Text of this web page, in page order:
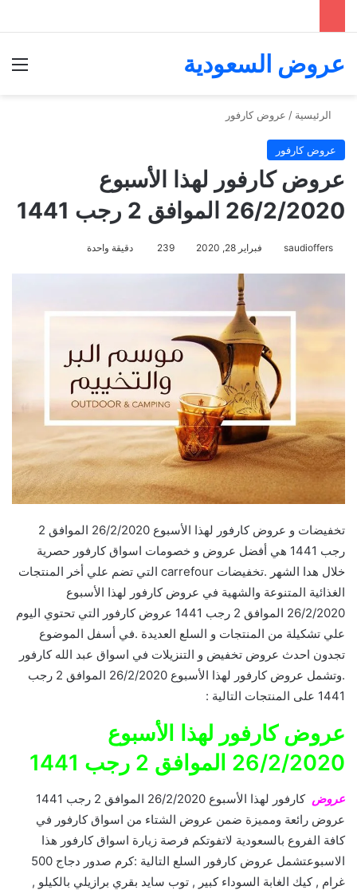
عروض السعودية
الرئيسية / عروض كارفور
عروض كارفور
عروض كارفور لهذا الأسبوع
26/2/2020 الموافق 2 رجب 1441
saudioffers فبراير 28, 2020 239 دقيقة واحدة
تخفيضات و عروض كارفور لهذا الأسبوع 26/2/2020 الموافق 2
رجب 1441 هي أفضل عروض و خصومات اسواق كارفور حصرية
خلال هدا الشهر .تخفيضات carrefour التي تضم علي أخر المنتجات
الغذائية المتنوعة والشهية في عروض كارفور لهذا الأسبوع
26/2/2020 الموافق 2 رجب 1441 عروض كارفور التي تحتوي اليوم
علي تشكيلة من المنتجات و السلع العديدة .في أسفل الموضوع
تجدون احدث عروض تخفيض و التنزيلات في اسواق عبد الله كارفور
.وتشمل عروض كارفور لهذا الأسبوع 26/2/2020 الموافق 2 رجب
1441 على المنتجات التالية :
عروض كارفور لهذا الأسبوع
26/2/2020 الموافق 2 رجب 1441
عروض
كارفور لهذا الأسبوع 26/2/2020 الموافق 2 رجب 1441
عروض رائعة ومميزة ضمن عروض الشتاء من اسواق كارفور في
كافة الفروع بالسعودية لاتفوتكم فرصة زيارة اسواق كارفور هذا
الاسبوعتشمل عروض كارفور السلع التالية :كرم صدور دجاج 500
غرام , كيك الغابة السوداء كبير , توب سايد بقري برازيلي بالكيلو ,